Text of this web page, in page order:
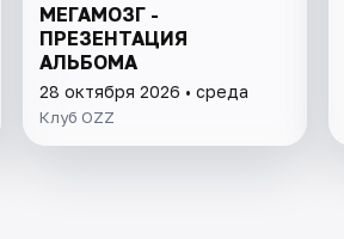
МЕГАМОЗГ -
ПРЕЗЕНТАЦИЯ
АЛЬБОМА
28 октября 2026 • среда
Клуб OZZ